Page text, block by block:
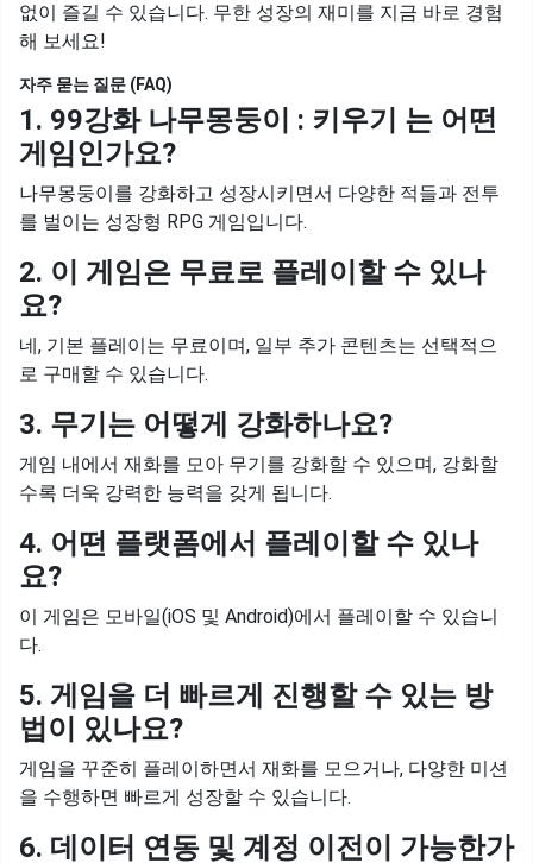
없이 즐길 수 있습니다. 무한 성장의 재미를 지금 바로 경험
해 보세요!
자주 묻는 질문 (FAQ)
1. 99강화 나무몽둥이 : 키우기 는 어떤
게임인가요?
나무몽둥이를 강화하고 성장시키면서 다양한 적들과 전투
를 벌이는 성장형 RPG 게임입니다.
2. 이 게임은 무료로 플레이할 수 있나
요?
네, 기본 플레이는 무료이며, 일부 추가 콘텐츠는 선택적으
로 구매할 수 있습니다.
3. 무기는 어떻게 강화하나요?
게임 내에서 재화를 모아 무기를 강화할 수 있으며, 강화할
수록 더욱 강력한 능력을 갖게 됩니다.
4. 어떤 플랫폼에서 플레이할 수 있나
요?
이 게임은 모바일(iOS 및 Android)에서 플레이할 수 있습니
다.
5. 게임을 더 빠르게 진행할 수 있는 방
법이 있나요?
게임을 꾸준히 플레이하면서 재화를 모으거나, 다양한 미션
을 수행하면 빠르게 성장할 수 있습니다.
6. 데이터 연동 및 계정 이전이 가능한가